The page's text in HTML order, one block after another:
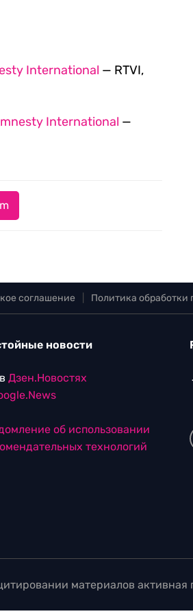
International — RTVI,
International —
соглашение Политика
новости
Дзен.Новостях
об использовании
технологий
материалов активная